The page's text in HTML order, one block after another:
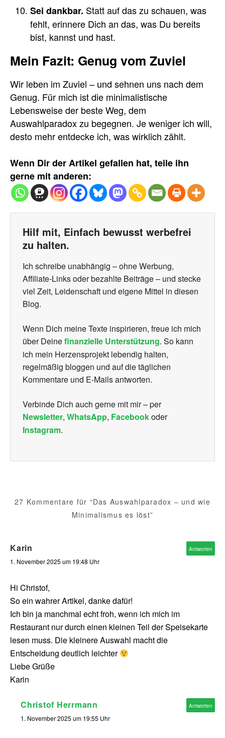
Sei dankbar. Statt auf das zu schauen, was
fehlt, erinnere Dich an das, was Du bereits
bist, kannst und hast.
Mein Fazit: Genug vom Zuviel
Wir leben im Zuviel – und sehnen uns nach dem
Genug. Für mich ist die minimalistische
Lebensweise der beste Weg, dem
Auswahlparadox zu begegnen. Je weniger ich will,
desto mehr entdecke ich, was wirklich zählt.
Wenn Dir der Artikel gefallen hat, teile ihn
gerne mit anderen:
Hilf mit, Einfach bewusst werbefrei
zu halten.
Ich schreibe unabhängig – ohne Werbung,
Affiliate-Links oder bezahlte Beiträge – und stecke
viel Zeit, Leidenschaft und eigene Mittel in diesen
Blog.
Wenn Dich meine Texte inspirieren, freue ich mich
über Deinefinanzielle Unterstützung. So kann
ich mein Herzensprojekt lebendig halten,
regelmäßig bloggen und auf die täglichen
Kommentare und E-Mails antworten.
Verbinde Dich auch gerne mit mir – per
Newsletter, WhatsApp, Facebookoder
Instagram.
27 Kommentare für “Das Auswahlparadox – und wie
Minimalismus es löst”
Karin
1. November 2025 um 19:48 Uhr
Hi Christof,
So ein wahrer Artikel, danke dafür!
Ich bin ja manchmal echt froh, wenn ich mich im
Restaurant nur durch einen kleinen Teil der Speisekarte
lesen muss. Die kleinere Auswahl macht die
Entscheidung deutlich leichter
Liebe Grüße
Karin
Antworten
Christof Herrmann
1. November 2025 um 19:55 Uhr
Antworten